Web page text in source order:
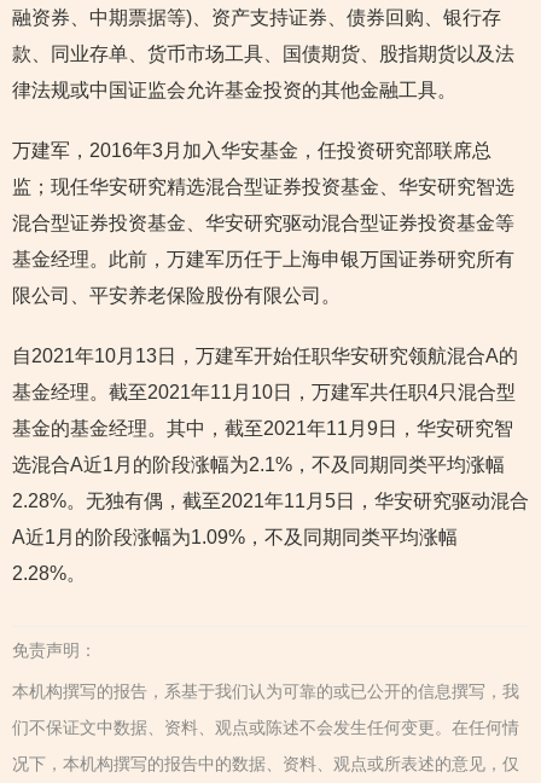
融资券、中期票据等)、资产支持证券、债券回购、银行存
款、同业存单、货币市场工具、国债期货、股指期货以及法
律法规或中国证监会允许基金投资的其他金融工具。
万建军，2016年3月加入华安基金，任投资研究部联席总
监；现任华安研究精选混合型证券投资基金、华安研究智选
混合型证券投资基金、华安研究驱动混合型证券投资基金等
基金经理。此前，万建军历任于上海申银万国证券研究所有
限公司、平安养老保险股份有限公司。
自2021年10月13日，万建军开始任职华安研究领航混合A的
基金经理。截至2021年11月10日，万建军共任职4只混合型
基金的基金经理。其中，截至2021年11月9日，华安研究智
选混合A近1月的阶段涨幅为2.1%，不及同期同类平均涨幅
2.28%。无独有偶，截至2021年11月5日，华安研究驱动混合
A近1月的阶段涨幅为1.09%，不及同期同类平均涨幅
2.28%。
免责声明：
本机构撰写的报告，系基于我们认为可靠的或已公开的信息撰写，我
们不保证文中数据、资料、观点或陈述不会发生任何变更。在任何情
况下，本机构撰写的报告中的数据、资料、观点或所表述的意见，仅